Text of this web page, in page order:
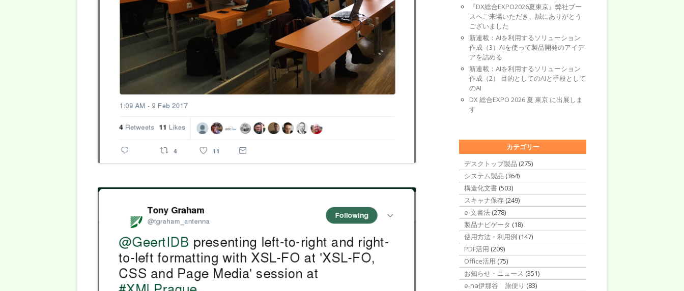
『DX総合EXPO2026夏東京』弊社ブー
スへご来場いただき、誠にありがとう
ございました
新連載：AIを利用するソリューション
作成（3）AIを使って製品開発のアイデ
アを詰める
新連載：AIを利用するソリューション
作成（2） 目的としてのAIと手段として
のAI
DX 総合EXPO 2026 夏 東京 に出展しま
す
カテゴリー
デスクトップ製品 (275)
システム製品 (364)
構造化文書 (503)
スキャナ保存 (249)
e-文書法 (278)
製品ナビゲータ (18)
使用方法・利用例 (147)
PDF活用 (209)
Office活用 (75)
お知らせ・ニュース (351)
e-na伊那谷 旅便り (83)